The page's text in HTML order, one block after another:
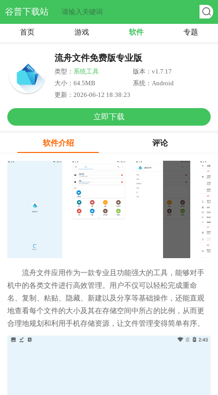
谷普下载站
首页 游戏 软件 专题
流舟文件免费版专业版
类型： 系统工具
版本：v1.7.17
大小：64.5MB
系统：Android
更新：2026-06-12 18:38:23
立即下载
软件介绍 评论
流舟文件应用作为一款专业且功能强大的工具，能够对手
机中的各类文件进行高效管理。用户不仅可以轻松完成重命
名、复制、粘贴、隐藏、新建以及分享等基础操作，还能直观
地查看每个文件的大小及其在存储空间中所占的比例，从而更
合理地规划和利用手机存储资源，让文件管理变得简单有序。